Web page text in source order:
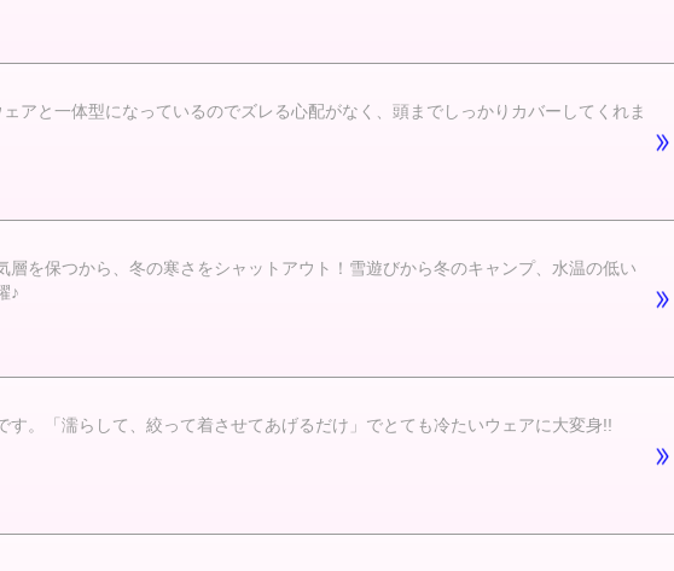
アと一体型になっているのでズレる心配がなく、頭までしっかりカバーしてくれま
を保つから、冬の寒さをシャットアウト！雪遊びから冬のキャンプ、水温の低い
♪
。「濡らして、絞って着させてあげるだけ」でとても冷たいウェアに大変身!!